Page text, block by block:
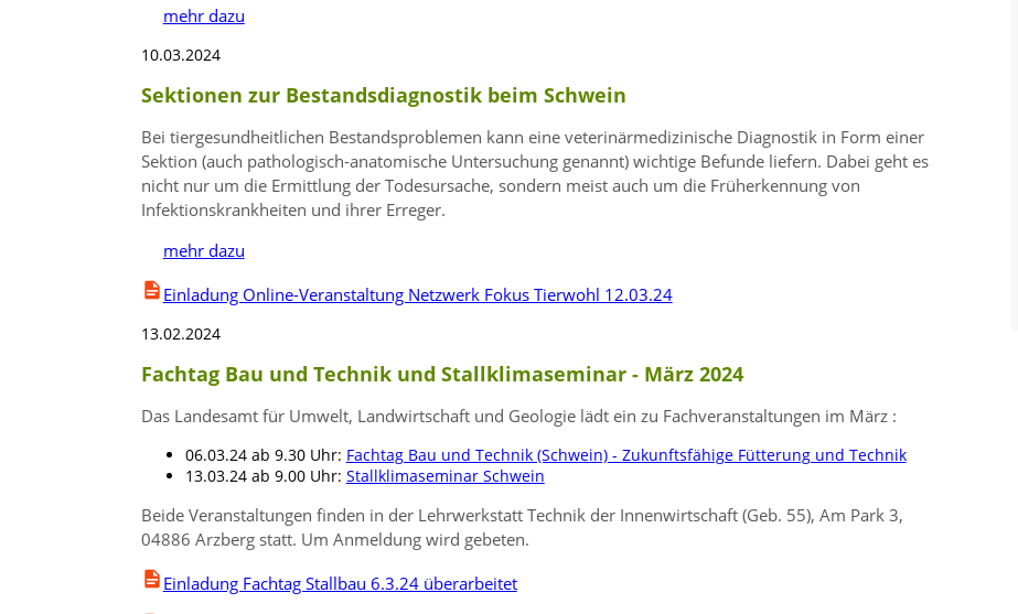
mehr dazu
10.03.2024
Sektionen zur Bestandsdiagnostik beim Schwein
Bei tiergesundheitlichen Bestandsproblemen kann eine veterinärmedizinische Diagnostik in Form einer
Sektion (auch pathologisch-anatomische Untersuchung genannt) wichtige Befunde liefern. Dabei geht es
nicht nur um die Ermittlung der Todesursache, sondern meist auch um die Früherkennung von
Infektionskrankheiten und ihrer Erreger.
mehr dazu
Einladung Online-Veranstaltung Netzwerk Fokus Tierwohl 12.03.24
13.02.2024
Fachtag Bau und Technik und Stallklimaseminar - März 2024
Das Landesamt für Umwelt, Landwirtschaft und Geologie lädt ein zu Fachveranstaltungen im März :
06.03.24 ab 9.30 Uhr: Fachtag Bau und Technik (Schwein) - Zukunftsfähige Fütterung und Technik
13.03.24 ab 9.00 Uhr: Stallklimaseminar Schwein
Beide Veranstaltungen finden in der Lehrwerkstatt Technik der Innenwirtschaft (Geb. 55), Am Park 3,
04886 Arzberg statt. Um Anmeldung wird gebeten.
Einladung Fachtag Stallbau 6.3.24 überarbeitet